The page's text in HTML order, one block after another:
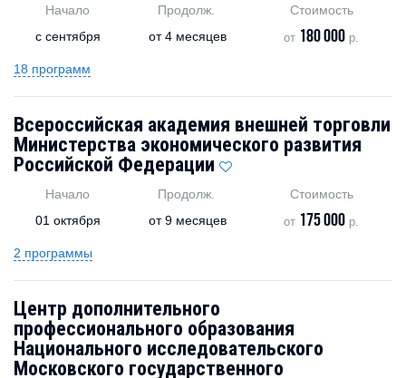
Начало
с сентября
Продолж.
от4 месяцев
Стоимость
от 180 000 р.
18 программ
Всероссийская академия внешней торговли
Министерства экономического развития
Российской Федерации
Начало
01 октября
Продолж.
от9 месяцев
Стоимость
от 175 000 р.
2 программы
Центр дополнительного
профессионального образования
Национального исследовательского
Московского государственного